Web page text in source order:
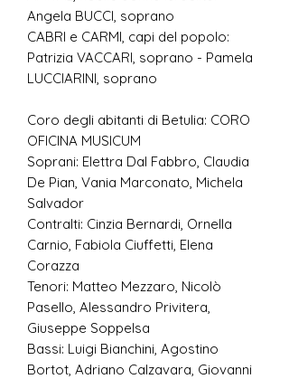
Angela BUCCI, soprano
CABRI e CARMI, capi del popolo:
Patrizia VACCARI, soprano - Pamela
LUCCIARINI, soprano
Coro degli abitanti di Betulia: CORO
OFICINA MUSICUM
Soprani: Elettra Dal Fabbro, Claudia
De Pian, Vania Marconato, Michela
Salvador
Contralti: Cinzia Bernardi, Ornella
Carnio, Fabiola Ciuffetti, Elena
Corazza
Tenori: Matteo Mezzaro, Nicolò
Pasello, Alessandro Privitera,
Giuseppe Soppelsa
Bassi: Luigi Bianchini, Agostino
Bortot, Adriano Calzavara, Giovanni